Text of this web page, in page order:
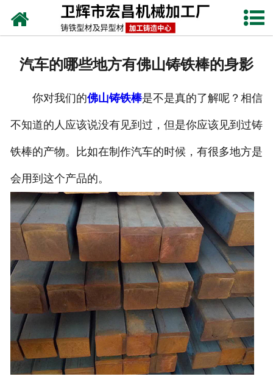
网站首页
联系我们
汽车的哪些地方有佛山铸铁棒的身影
你对我们的佛山铸铁棒是不是真的了解呢？相信
不知道的人应该说没有见到过，但是你应该见到过铸
铁棒的产物。比如在制作汽车的时候，有很多地方是
会用到这个产品的。